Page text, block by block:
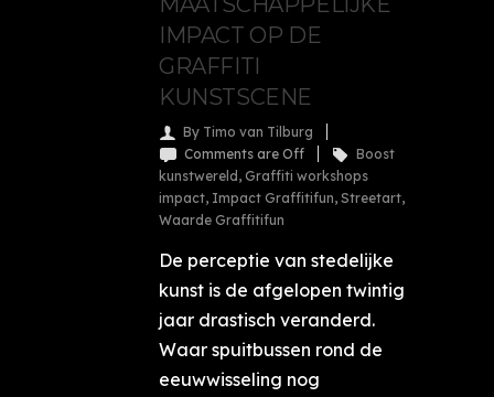
IMPACT OP DE
GRAFFITI
KUNSTSCENE
By Timo van Tilburg
Comments are Off
Boost
kunstwereld , Graffiti workshops
impact, Impact Graffitifun, Streetart,
Waarde Graffitifun
De perceptie van stedelijke
kunst is de afgelopen twintig
jaar drastisch veranderd.
Waar spuitbussen rond de
eeuwwisseling nog